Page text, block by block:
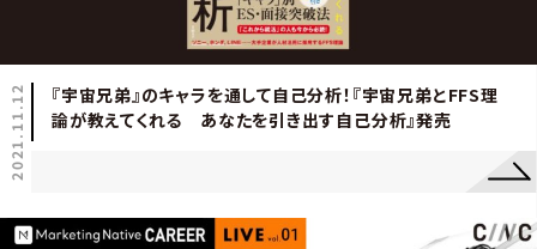
2021.11.12
『宇宙兄弟』のキャラを通して自己分析！『宇宙兄弟とFFS理
論が教えてくれる あなたを引き出す自己分析』発売